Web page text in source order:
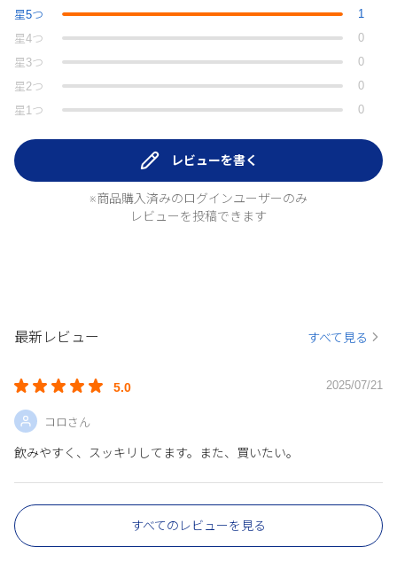
星5つ
1
星4つ
0
星 3つ
0
星 2つ
0
星 1つ 0
レビューを書く
※商品購入済みのログインユーザーのみ
レビューを投稿できます
最新レビュー すべて見る
5.0 2025/07/21
コロさん
飲みやすく、スッキリしてます。また、買いたい。
すべてのレビューを見る